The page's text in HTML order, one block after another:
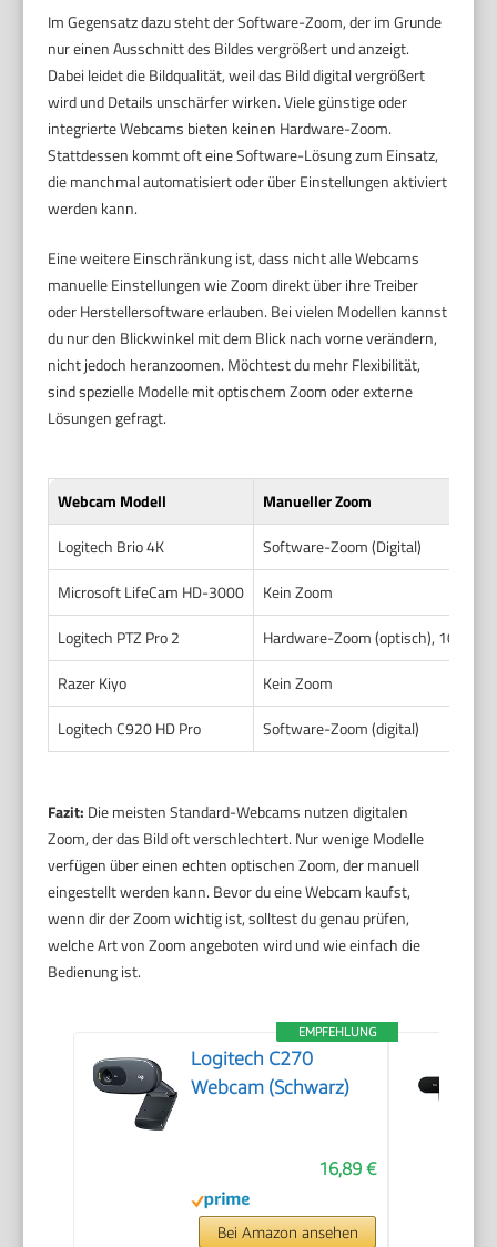
Im Gegensatz dazu steht der Software-Zoom, der im Grunde
nur einen Ausschnitt des Bildes vergrößert und anzeigt.
Dabei leidet die Bildqualität, weil das Bild digital vergrößert
wird und Details unschärfer wirken. Viele günstige oder
integrierte Webcams bieten keinen Hardware-Zoom.
Stattdessen kommt oft eine Software-Lösung zum Einsatz,
die manchmal automatisiert oder über Einstellungen aktiviert
werden kann.
Eine weitere Einschränkung ist, dass nicht alle Webcams
manuelle Einstellungen wie Zoom direkt über ihre Treiber
oder Herstellersoftware erlauben. Bei vielen Modellen kannst
du nur den Blickwinkel mit dem Blick nach vorne verändern,
nicht jedoch heranzoomen. Möchtest du mehr Flexibilität,
sind spezielle Modelle mit optischem Zoom oder externe
Lösungen gefragt.
Webcam Modell Manueller Zoom
Logitech Brio 4K
Software-Zoom (Digital)
Microsoft LifeCam HD-3000
Kein Zoom
Logitech PTZ Pro 2
Hardware-Zoom (optisch), 10x
Razer Kiyo
Kein Zoom
Logitech C920 HD Pro
Software-Zoom (digital)
Fazit: Die meisten Standard-Webcams nutzen digitalen
Zoom, der das Bild oft verschlechtert. Nur wenige Modelle
verfügen über einen echten optischen Zoom, der manuell
eingestellt werden kann. Bevor du eine Webcam kaufst,
wenn dir der Zoom wichtig ist, solltest du genau prüfen,
welche Art von Zoom angeboten wird und wie einfach die
Bedienung ist.
EMPFEHLUNG
Logitech C270
Webcam (Schwarz)
16,89 €
Bei Amazon ansehen